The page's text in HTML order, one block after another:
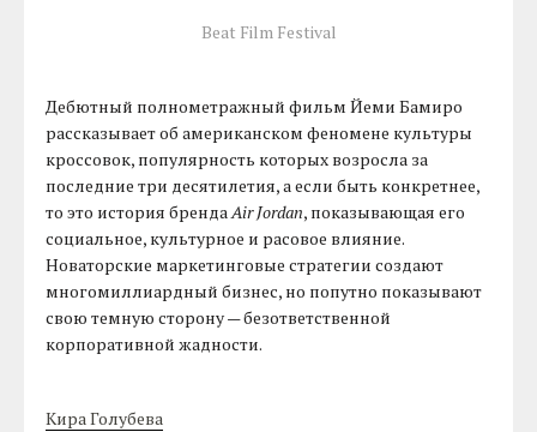
Beat Film Festival
Дебютный полнометражный фильм Йеми Бамиро
рассказывает об американском феномене культуры
кроссовок, популярность которых возросла за
последние три десятилетия, а если быть конкретнее,
то это история брендаAir Jordan, показывающая его
социальное, культурное и расовое влияние.
Новаторские маркетинговые стратегии создают
многомиллиардный бизнес, но попутно показывают
свою темную сторону — безответственной
корпоративной жадности.
Кира Голубева